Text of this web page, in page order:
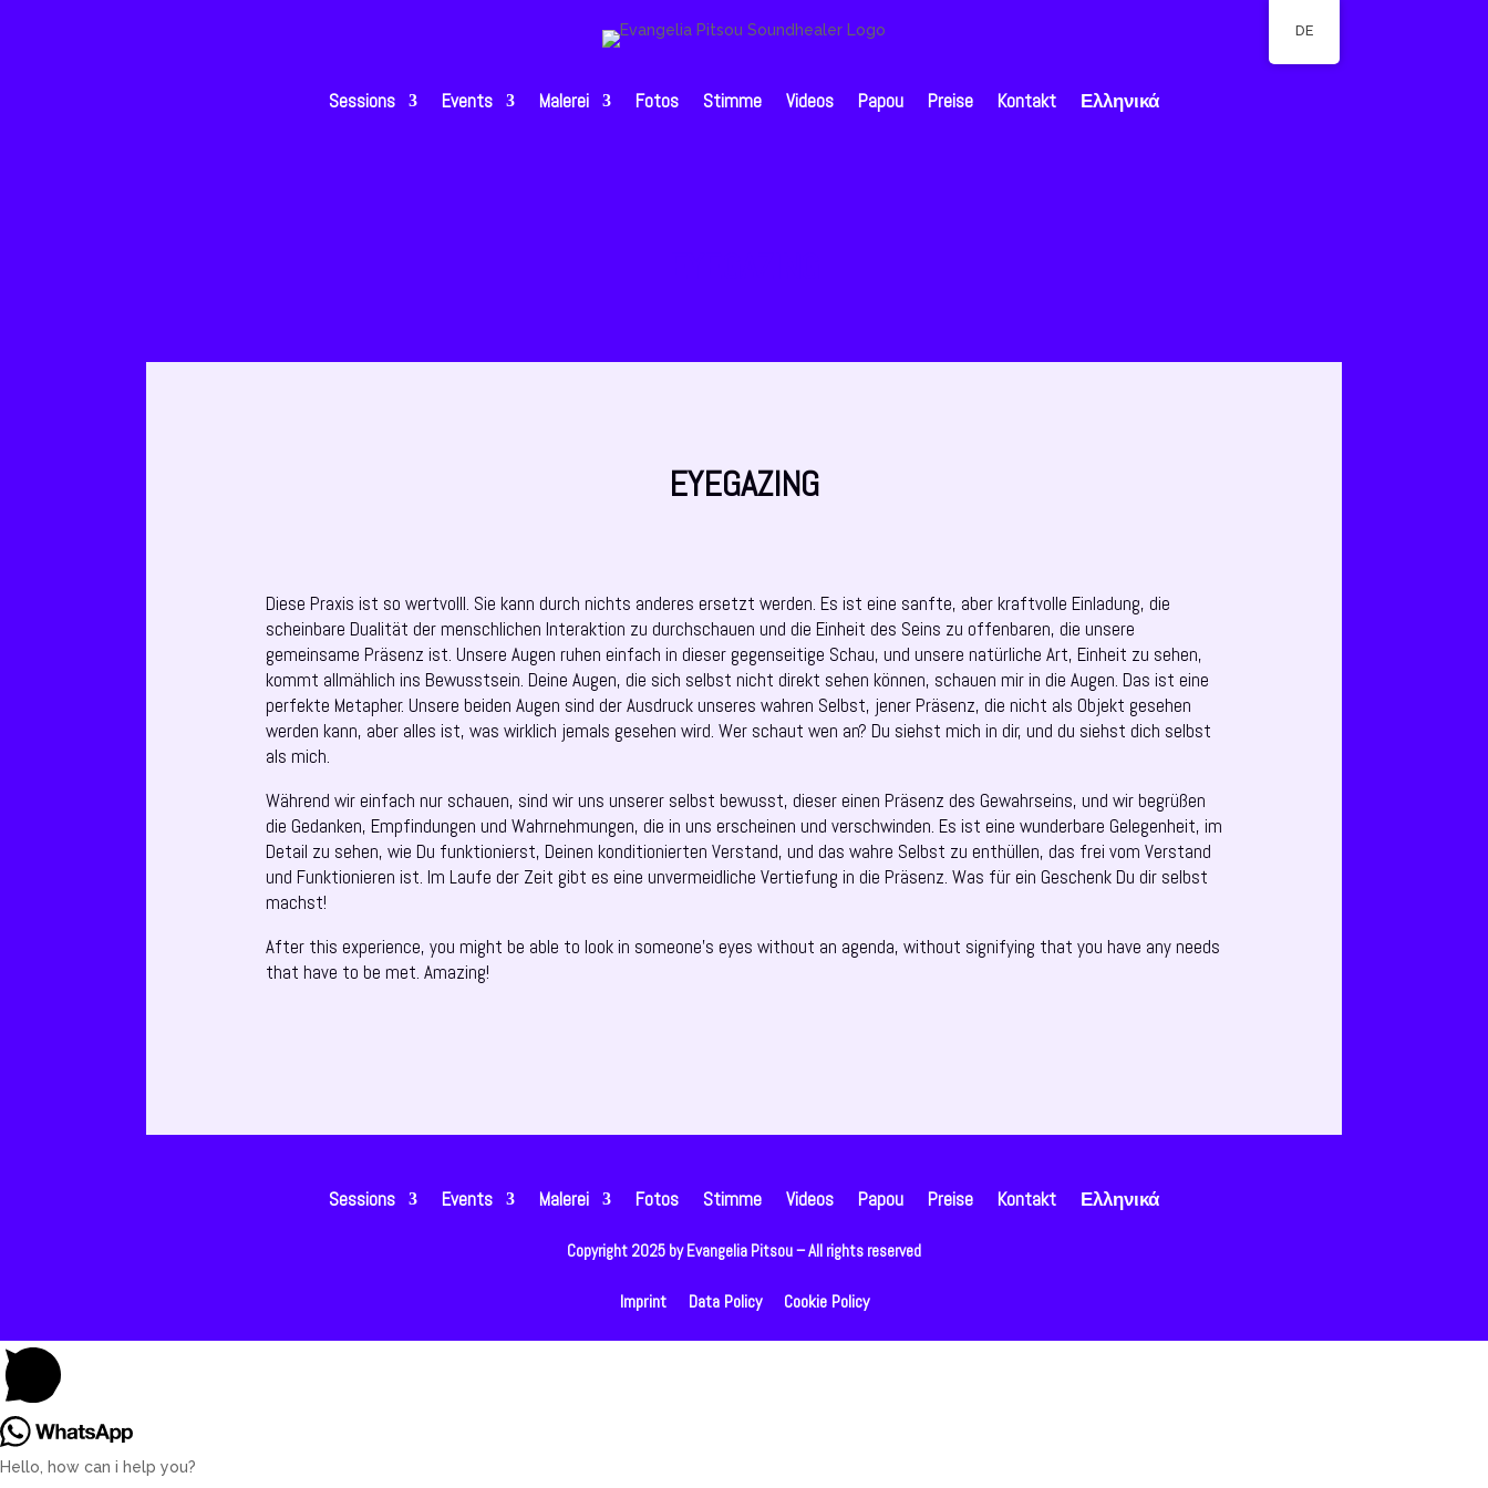
Sessions Events Malerei Fotos Stimme Videos Papou Preise Kontakt Ελληνικά
EYEGAZING
Diese Praxis ist so wertvolll. Sie kann durch nichts anderes ersetzt werden. Es ist eine sanfte, aber kraftvolle Einladung, die
scheinbare Dualität der menschlichen Interaktion zu durchschauen und die Einheit des Seins zu offenbaren, die unsere
gemeinsame Präsenz ist. Unsere Augen ruhen einfach in dieser gegenseitige Schau, und unsere natürliche Art, Einheit zu sehen,
kommt allmählich ins Bewusstsein. Deine Augen, die sich selbst nicht direkt sehen können, schauen mir in die Augen. Das ist eine
perfekte Metapher. Unsere beiden Augen sind der Ausdruck unseres wahren Selbst, jener Präsenz, die nicht als Objekt gesehen
werden kann, aber alles ist, was wirklich jemals gesehen wird. Wer schaut wen an? Du siehst mich in dir, und du siehst dich selbst
als mich.
Während wir einfach nur schauen, sind wir uns unserer selbst bewusst, dieser einen Präsenz des Gewahrseins, und wir begrüßen
die Gedanken, Empfindungen und Wahrnehmungen, die in uns erscheinen und verschwinden. Es ist eine wunderbare Gelegenheit, im
Detail zu sehen, wie Du funktionierst, Deinen konditionierten Verstand, und das wahre Selbst zu enthüllen, das frei vom Verstand
und Funktionieren ist. Im Laufe der Zeit gibt es eine unvermeidliche Vertiefung in die Präsenz. Was für ein Geschenk Du dir selbst
machst!
After this experience, you might be able to look in someone’s eyes without an agenda, without signifying that you have any needs
that have to be met. Amazing!
Sessions Events Malerei Fotos Stimme Videos Papou Preise Kontakt Ελληνικά
Copyright 2025 by Evangelia Pitsou – All rights reserved
Imprint Data Policy Cookie Policy
DE
Hello, how can i help you?